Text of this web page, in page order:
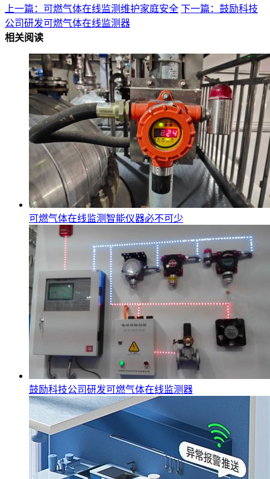
上一篇：可燃气体在线监测维护家庭安全 下一篇：鼓励科技
公司研发可燃气体在线监测器
相关阅读
可燃气体在线监测智能仪器必不可少
鼓励科技公司研发可燃气体在线监测器